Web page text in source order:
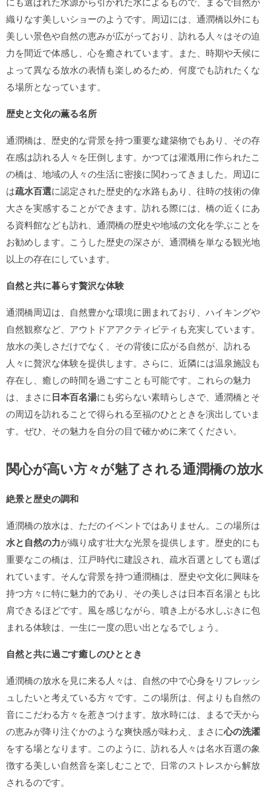
織りなす美しいショーのようです。周辺には、通潤橋以外にも
美しい景色や自然の恵みが広がっており、訪れる人々はその迫
力を間近で体感し、心を癒されています。また、時期や天候に
よって異なる放水の表情も楽しめるため、何度でも訪れたくな
る場所となっています。
歴史と文化の薫る名所
通潤橋は、歴史的な背景を持つ重要な建築物でもあり、その存
在感は訪れる人々を圧倒します。かつては灌漑用に作られたこ
の橋は、地域の人々の生活に密接に関わってきました。周辺に
は疏水百選に認定された歴史的な水路もあり、往時の技術の偉
大さを実感することができます。訪れる際には、橋の近くにあ
る資料館なども訪れ、通潤橋の歴史や地域の文化を学ぶことを
お勧めします。こうした歴史の深さが、通潤橋を単なる観光地
以上の存在にしています。
自然と共に暮らす贅沢な体験
通潤橋周辺は、自然豊かな環境に囲まれており、ハイキングや
自然観察など、アウトドアアクティビティも充実しています。
放水の美しさだけでなく、その背後に広がる自然が、訪れる
人々に贅沢な体験を提供します。さらに、近隣には温泉施設も
存在し、癒しの時間を過ごすことも可能です。これらの魅力
は、まさに日本百名湯にも劣らない素晴らしさで、通潤橋とそ
の周辺を訪れることで得られる至福のひとときを演出していま
す。ぜひ、その魅力を自分の目で確かめに来てください。
関心が高い方々が魅了される通潤橋の放水
絶景と歴史の調和
通潤橋の放水は、ただのイベントではありません。この場所は
水と自然の力が織り成す壮大な光景を提供します。歴史的にも
重要なこの橋は、江戸時代に建設され、疏水百選としても選ば
れています。そんな背景を持つ通潤橋は、歴史や文化に興味を
持つ方々に特に魅力的であり、その美しさは日本百名湯とも比
肩できるほどです。風を感じながら、噴き上がる水しぶきに包
まれる体験は、一生に一度の思い出となるでしょう。
自然と共に過ごす癒しのひととき
通潤橋の放水を見に来る人々は、自然の中で心身をリフレッシ
ュしたいと考えている方々です。この場所は、何よりも自然の
音にこだわる方々を惹きつけます。放水時には、まるで天から
の恵みが降り注ぐかのような爽快感が味わえ、まさに心の洗濯
をする場となります。このように、訪れる人々は名水百選の象
徴する美しい自然音を楽しむことで、日常のストレスから解放
されるのです。